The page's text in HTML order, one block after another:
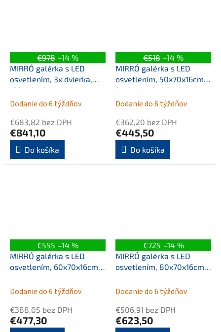
€978 –14 %
MIRRÓ galérka s LED
osvetlením, 3x dvierka,
120x70x16cm, dub
Alabama
Dodanie do 6 týždňov
€683,82 bez DPH
€841,10
Do košíka
€518 –14 %
MIRRÓ galérka s LED
osvetlením, 50x70x16cm,
ľavá/pravá, dub Alabama
Dodanie do 6 týždňov
€362,20 bez DPH
€445,50
Do košíka
€555 –14 %
MIRRÓ galérka s LED
osvetlením, 60x70x16cm,
ľavá/pravá, dub Alabama
Dodanie do 6 týždňov
€388,05 bez DPH
€477,30
€725 –14 %
MIRRÓ galérka s LED
osvetlením, 80x70x16cm,
dub Alabama
Dodanie do 6 týždňov
€506,91 bez DPH
€623,50